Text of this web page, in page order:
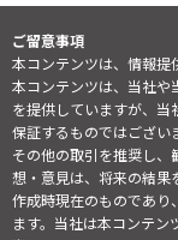
ご留意事項
本コンテンツは、情報提
本コンテンツは、当社や
を提供していますが、
保証するものではござい
その他の取引を推奨し
想・意見は、将来の結果
作成時現在のものであり
ます。当社は本コンテ